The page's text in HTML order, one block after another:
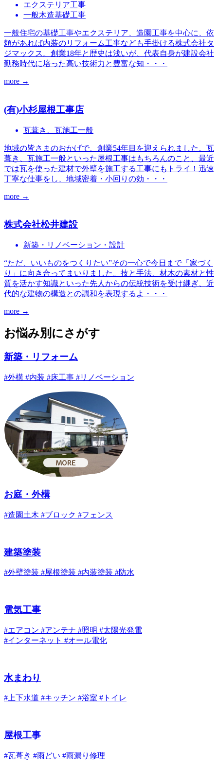
エクステリア工事
一般木造基礎工事
一般住宅の基礎工事やエクステリア、造園工事を中心に、依
頼があれば内装のリフォーム工事なども手掛ける株式会社タ
ジマックス。創業18年と歴史は浅いが、代表自身が建設会社
勤務時代に培った高い技術力と豊富な知・・・
more →
(有)小杉屋根工事店
瓦葺き、瓦施工一般
地域の皆さまのおかげで、創業54年目を迎えられました。瓦
葺き、瓦施工一般といった屋根工事はもちろんのこと、最近
では瓦を使った建材で外壁を施工する工事にもトライ！迅速
丁寧な仕事をし、地域密着・小回りの効・・・
more →
株式会社松井建設
新築・リノベーション・設計
“ただ、いいものをつくりたい”その一心で今日まで「家づく
り」に向き合ってまいりました。技と手法、材木の素材と性
質を活かす知識といった先人からの伝統技術を受け継ぎ、近
代的な建物の構造との調和を表現するよ・・・
more →
お悩み別にさがす
新築・リフォーム
#外構 #内装 #床工事 #リノベーション
お庭・外構
#造園土木 #ブロック #フェンス
建築塗装
#外壁塗装 #屋根塗装 #内装塗装 #防水
電気工事
#エアコン #アンテナ #照明 #太陽光発電
#インターネット #オール電化
水まわり
#上下水道 #キッチン #浴室 #トイレ
屋根工事
#瓦葺き #雨どい #雨漏り修理